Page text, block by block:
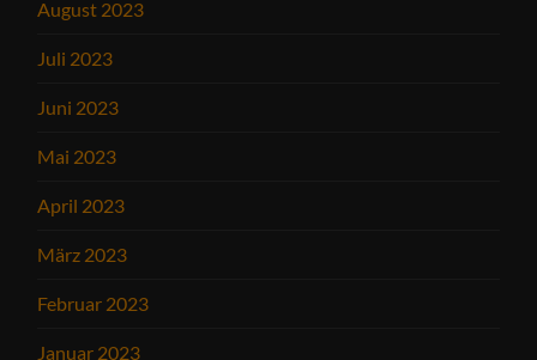
August 2023
Juli 2023
Juni 2023
Mai 2023
April 2023
März 2023
Februar 2023
Januar 2023